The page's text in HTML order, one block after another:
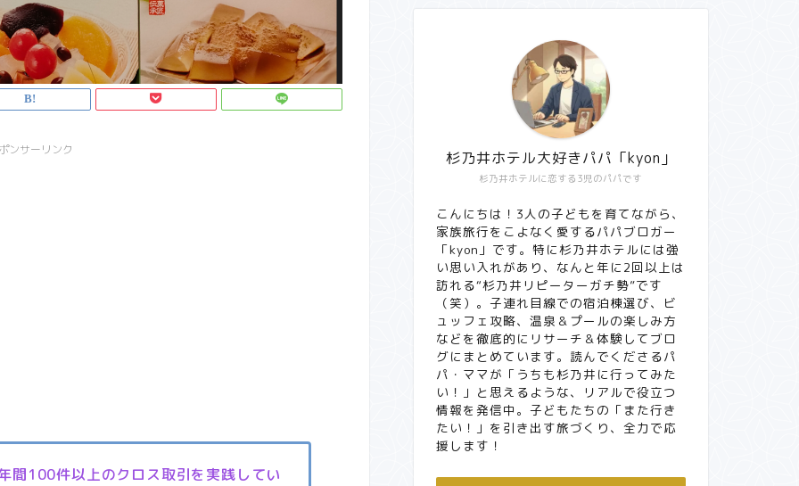
ンサーリンク
間100件以上のクロス取引を実践してい
杉乃井ホテルに恋する3児のパパです
杉乃井ホテル大好きパパ「kyon」
こんにちは！3人の子どもを育てながら、
家族旅行をこよなく愛するパパブロガー
「kyon」です。特に杉乃井ホテルには強
い思い入れがあり、なんと年に2回以上は
訪れる“杉乃井リピーターガチ勢”です
（笑）。子連れ目線での宿泊棟選び、ビ
ュッフェ攻略、温泉＆プールの楽しみ方
などを徹底的にリサーチ＆体験してブロ
グにまとめています。読んでくださるパ
パ・ママが「うちも杉乃井に行ってみた
い！」と思えるような、リアルで役立つ
情報を発信中。子どもたちの「また行き
たい！」を引き出す旅づくり、全力で応
援します！